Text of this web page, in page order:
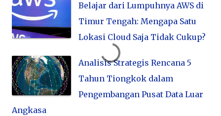
Belajar dari Lumpuhnya AWS di
Timur Tengah: Mengapa Satu
Lokasi Cloud Saja Tidak Cukup?
Analisis Strategis Rencana 5
Tahun Tiongkok dalam
Pengembangan Pusat Data Luar
Angkasa